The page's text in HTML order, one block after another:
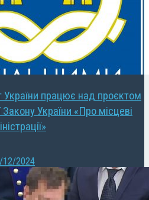
України працює над проєктом
Закону України «Про місцеві
12/2024